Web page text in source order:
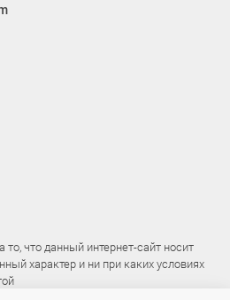
что данный интернет-сайт носит
характер и ни при каких условиях